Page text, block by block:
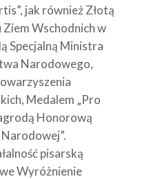
jak również Złotą
Wschodnich w
Specjalną Ministra
Narodowego,
Medalem „Pro
Honorową
pisarską
Wyróżnienie